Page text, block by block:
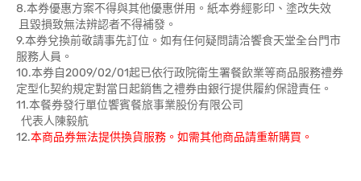
8.本券優惠方案不得與其他優惠併用。紙本券經影印、塗改失效
且毀損致無法辨認者不得補發。
9.本券兌換前敬請事先訂位。如有任何疑問請洽饗食天堂全台門市
服務人員。
10.本券自2009/02/01起已依行政院衛生署餐飲業等商品服務禮券
定型化契約規定對當日起銷售之禮券由銀行提供履約保證責任。
11.本餐券發行單位饗賓餐旅事業股份有限公司
代表人陳毅航
12.本商品券無法提供換貨服務。如需其他商品請重新購買。